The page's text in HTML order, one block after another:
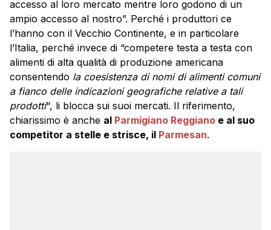
accesso al loro mercato mentre loro godono di un
ampio accesso al nostro”. Perché i produttori ce
l’hanno con il Vecchio Continente, e in particolare
l’Italia, perché invece di “competere testa a testa con
alimenti di alta qualità di produzione americana
consentendo la coesistenza di nomi di alimenti comuni
a fianco delle indicazioni geografiche relative a tali
prodotti“, li blocca sui suoi mercati. Il riferimento,
chiarissimo è anche al Parmigiano Reggiano e al suo
competitor a stelle e strisce, il Parmesan.